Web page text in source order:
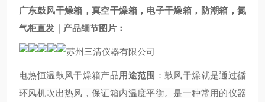
广东鼓风干燥箱，真空干燥箱，电子干燥箱，防潮箱，氮
气柜直发
产品细节图片：
电热恒温鼓风干燥箱产品用途范围 ： 鼓风干燥就是通过循
环风机吹出热风，保证箱内温度平衡。是一种常用的仪器